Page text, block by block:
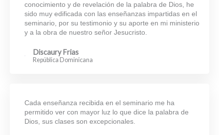
conocimiento y de revelación de la palabra de Dios, he
sido muy edificada con las enseñanzas impartidas en el
seminario, por su testimonio y su aporte en mi ministerio
y a la obra de nuestro señor Jesucristo.
Discaury Frias
República Dominicana
Cada enseñanza recibida en el seminario me ha
permitido ver con mayor luz lo que dice la palabra de
Dios, sus clases son excepcionales.